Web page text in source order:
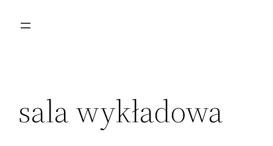
sala wykładowa